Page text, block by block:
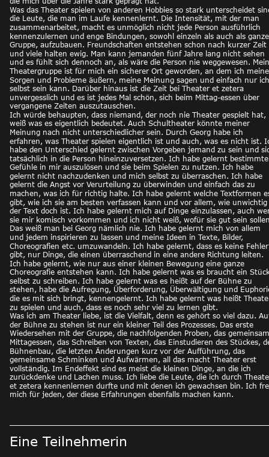
Was das Theater spielen von anderen Hobbies so stark unterscheidet
die Leute, die man im Laufe kennenlernt. Die Intensität, mit der man
zusammenarbeitet, macht es unmöglich nicht jede Person ausführlich
kennenzulernen und enge Bindungen, sowohl einzeln als auch als
Gruppe, aufzubauen. Freundschaften entstehen schon nach kurzer Zeit
und viele halten ewig. Man kann jemanden fünf Jahre lang nicht sehen
und es fühlt sich dennoch an, als wäre die Person nie weggewesen.
Theatergruppe ist für mich ein sicherer Ort geworden, an dem ich
Sorgen und Probleme äußern, meine Meinung sagen und einfach nur
selbst sein kann. Darüber hinaus ist die Zeit bei Theater et zetera
unvergesslich und es ist jedes Mal schön, sich beim Mittag-essen über
vergangene Zeiten auszutauschen.
Ich würde behaupten, dass niemand, der noch nie Theater gespielt hat,
weiß was es eigentlich bedeutet. Auch Schultheater könnte meiner
Meinung nach nicht unterschiedlicher sein. Durch Georg habe ich
erfahren, was Theater spielen eigentlich ist und auch, was es nicht ist.
habe den Unterschied gelernt zwischen Vorgeben jemand zu sein und
tatsächlich in die Person hineinzuversetzen. Ich habe gelernt
Gefühle in mir auszulösen und sie beim Spielen zu nutzen. Ich habe
gelernt nicht nachzudenken und mich selbst zu überraschen. Ich habe
gelernt die Angst vor Verurteilung zu überwinden und einfach das zu
machen, was ich für richtig halte. Ich habe gelernt welche Textformen
gibt, wie ich sie am besten verfassen kann und vor allem, wie unwichtig
der Text doch ist. Ich habe gelernt mich auf Dinge einzulassen, auch
sie mir komisch vorkommen und ich nicht weiß, wofür sie gut sein
Das weiß man bei Georg nämlich nie. Ich habe gelernt mich von allem
und jedem inspirieren zu lassen und meine Ideen in Texte, Bilder,
Choreografien etc. umzuwandeln. Ich habe gelernt, dass es keine
gibt, nur Dinge, die einen überraschend in eine andere Richtung leiten.
Ich habe gelernt, wie nur aus einer kleinen Bewegung eine ganze
Choreografie entstehen kann. Ich habe gelernt was es braucht ein
selbst zu schreiben. Ich habe gelernt was es heißt auf der Bühne zu
stehen, habe die Aufregung, Überforderung, Überwältigung und
die es mit sich bringt, kennengelernt. Ich habe gelernt was heißt
zu spielen und auch, dass es noch sehr viel zu lernen gibt.
Was ich am Theater liebe, ist die Vielfalt, denn es gehört so viel dazu.
der Bühne zu stehen ist nur ein kleiner Teil des Prozesses. Das erste
Wiedersehen mit der Gruppe, die nachfolgenden Proben, das
Mittagessen, das Schreiben von Texten, das Einstudieren des Stückes,
Bühnenbau, die letzten Änderungen kurz vor der Aufführung, das
gemeinsame Schminken und Aufwärmen, all das macht Theater erst
vollständig. Im Endeffekt sind es meist die kleinen Dinge, an die ich
zurückdenke und Lachen muss. Ich liebe die Leute, die ich durch
et zetera kennenlernen durfte und mit denen ich gewachsen bin. Ich
mich für jeden, der diese Erfahrungen ebenfalls machen kann.
Eine Teilnehmerin